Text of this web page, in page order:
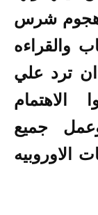
هجوم شرس
والقراءه
ترد علي
الاهتمام
جميع
الاوروبيه